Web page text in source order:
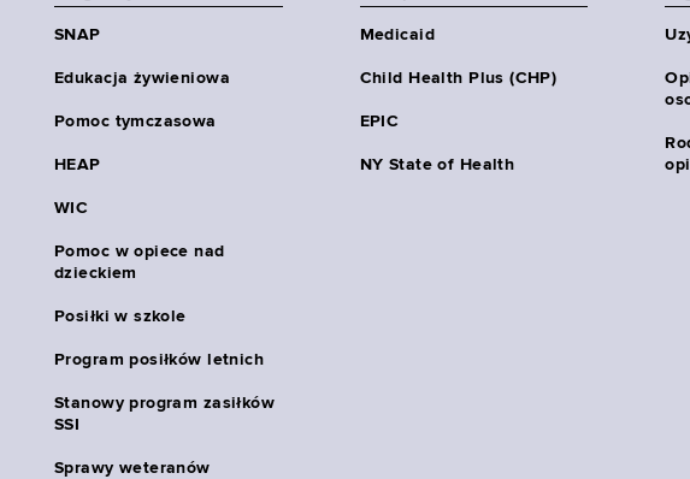
SNAP
Edukacja żywieniowa
Pomoc tymczasowa
HEAP
WIC
Pomoc w opiece nad
dzieckiem
Posiłki w szkole
Program posiłków letnich
Stanowy program zasiłków
SSI
Sprawy weteranów
Medicaid
Child Health Plus (CHP)
EPIC
NY State of Health